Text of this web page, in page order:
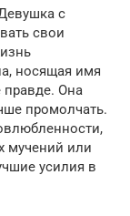
с
свои
носящая имя
правде. Она
промолчать.
мучений или
усилия в